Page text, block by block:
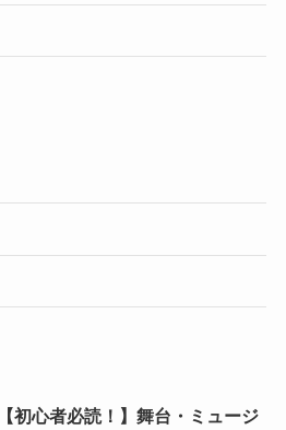
【初心者必読！】舞台・ミュージ